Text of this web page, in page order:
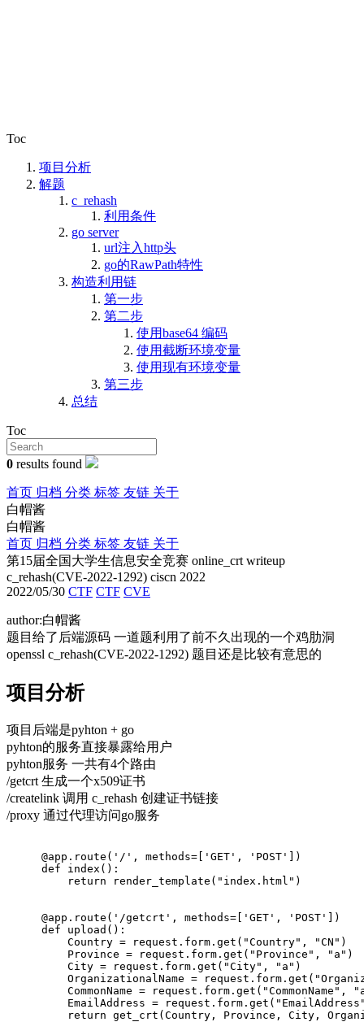
Toc
项目分析
解题
c_rehash
利用条件
go server
url注入http头
go的RawPath特性
构造利用链
第一步
第二步
使用base64 编码
使用截断环境变量
使用现有环境变量
第三步
总结
Toc
0 results found
首页 归档 分类 标签 友链 关于
白帽酱
白帽酱
首页 归档 分类 标签 友链 关于
第15届全国大学生信息安全竞赛 online_crt writeup
c_rehash(CVE-2022-1292) ciscn 2022
2022/05/30 CTF CTF CVE
author:白帽酱
题目给了后端源码 一道题利用了前不久出现的一个鸡肋洞
openssl c_rehash(CVE-2022-1292) 题目还是比较有意思的
项目分析
项目后端是pyhton + go
pyhton的服务直接暴露给用户
pyhton服务 一共有4个路由
/getcrt 生成一个x509证书
/createlink 调用 c_rehash 创建证书链接
/proxy 通过代理访问go服务
@app.route( '/' , methods=[ 'GET' , 'POST'
)
def
index ():
return render_template( "index.html" )
@app.route( '/getcrt' , methods=[ 'GET' , 'POST'
)
def
upload ():
    Country = request.form.get(
"Country" , "CN" )
    Province = request.form.get(
"Province" , "a" )
    City = request.form.get(
"City" , "a" )
    OrganizationalName = request.form.get(
    CommonName = request.form.get(
"CommonName" ,
    EmailAddress = request.form.get(
return get_crt(Country, Province, City,